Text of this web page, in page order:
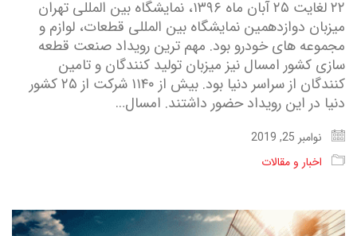
۲۲ لغایت ۲۵ آبان ماه ۱۳۹۶، نمایشگاه بین المللی تهران
میزبان دوازدهمین نمایشگاه بین المللی قطعات، لوازم و
مجموعه های خودرو بود. مهم ترین رویداد صنعت قطعه
سازی کشور امسال نیز میزبان تولید کنندگان و تامین
کنندگان از سراسر دنیا بود. بیش از ۱۱۴۰ شرکت از ۲۵ کشور
دنیا در این رویداد حضور داشتند. امسال…
نوامبر 25, 2019
اخبار و مقالات